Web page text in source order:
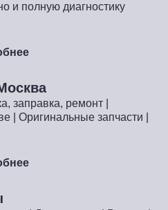
и полную диагностику
заправка, ремонт |
| Оригинальные запчасти |